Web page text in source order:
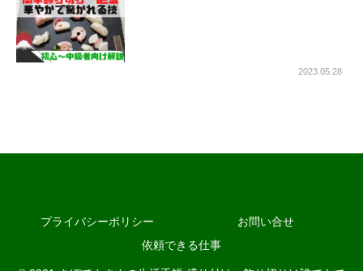
2023.05.28
プライバシーポリシー
お問い合せ
依頼できる仕事